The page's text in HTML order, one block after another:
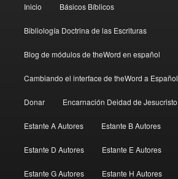
principal
Inicio Básicos Bíblicos
Bibliología Doctrina de las Escrituras
Blog de módulos de theWord en español
Cambiando el interface de theWord a Español
Donar Encarnación Deidad de Jesucristo
Estante A Autores Estante B Autores
Estante D Autores Estante E Autores
Estante G Autores Estante H Autores